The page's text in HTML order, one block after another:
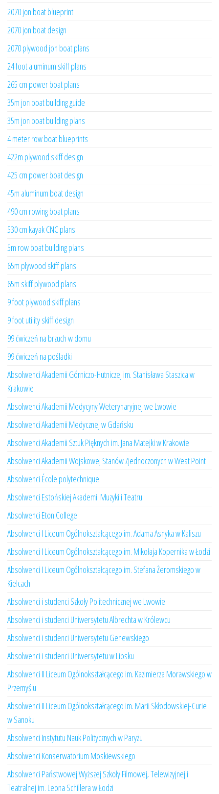
2070 jon boat blueprint
2070 jon boat design
2070 plywood jon boat plans
24 foot aluminum skiff plans
265 cm power boat plans
35m jon boat building guide
35m jon boat building plans
4 meter row boat blueprints
422m plywood skiff design
425 cm power boat design
45m aluminum boat design
490 cm rowing boat plans
530 cm kayak CNC plans
5m row boat building plans
65m plywood skiff plans
65m skiff plywood plans
9 foot plywood skiff plans
9 foot utility skiff design
99 ćwiczeń na brzuch w domu
99 ćwiczeń na pośladki
Absolwenci Akademii Górniczo-Hutniczej im. Stanisława Staszica w
Krakowie
Absolwenci Akademii Medycyny Weterynaryjnej we Lwowie
Absolwenci Akademii Medycznej w Gdańsku
Absolwenci Akademii Sztuk Pięknych im. Jana Matejki w Krakowie
Absolwenci Akademii Wojskowej Stanów Zjednoczonych w West Point
Absolwenci École polytechnique
Absolwenci Estońskiej Akademii Muzyki i Teatru
Absolwenci Eton College
Absolwenci I Liceum Ogólnokształcącego im. Adama Asnyka w Kaliszu
Absolwenci I Liceum Ogólnokształcącego im. Mikołaja Kopernika w Łodzi
Absolwenci I Liceum Ogólnokształcącego im. Stefana Żeromskiego w
Kielcach
Absolwenci i studenci Szkoły Politechnicznej we Lwowie
Absolwenci i studenci Uniwersytetu Albrechta w Królewcu
Absolwenci i studenci Uniwersytetu Genewskiego
Absolwenci i studenci Uniwersytetu w Lipsku
Absolwenci II Liceum Ogólnokształcącego im. Kazimierza Morawskiego w
Przemyślu
Absolwenci II Liceum Ogólnokształcącego im. Marii Skłodowskiej-Curie
w Sanoku
Absolwenci Instytutu Nauk Politycznych w Paryżu
Absolwenci Konserwatorium Moskiewskiego
Absolwenci Państwowej Wyższej Szkoły Filmowej, Telewizyjnej i
Teatralnej im. Leona Schillera w Łodzi